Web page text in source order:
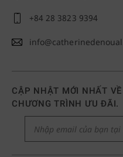
+84 28 3823 9394
CẬP NHẬT MỚI NHẤT
CHƯƠNG TRÌNH ƯU ĐÃI.